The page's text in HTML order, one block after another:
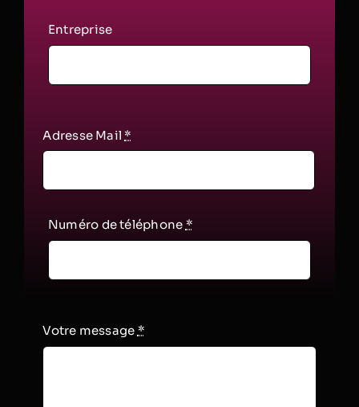
Entreprise
Adresse Mail *
Numéro de téléphone *
Votre message *